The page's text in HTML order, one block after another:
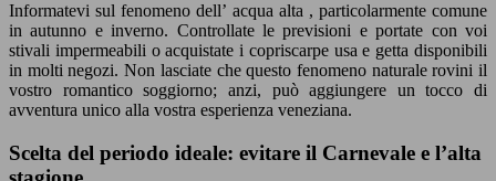
Informatevi sul fenomeno dell’ acqua alta , particolarmente comune
in autunno e inverno. Controllate le previsioni e portate con voi
stivali impermeabili o acquistate i copriscarpe usa e getta disponibili
in molti negozi. Non lasciate che questo fenomeno naturale rovini il
vostro romantico soggiorno; anzi, può aggiungere un tocco di
avventura unico alla vostra esperienza veneziana.
Scelta del periodo ideale: evitare il Carnevale e l’alta